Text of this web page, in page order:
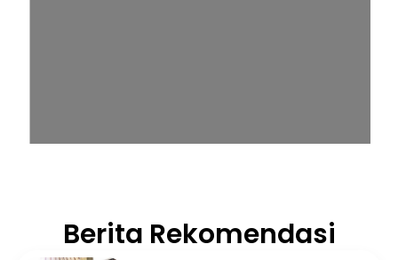
Berita Rekomendasi